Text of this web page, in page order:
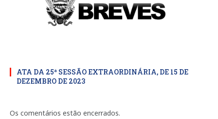
ATA DA 25ª SESSÃO EXTRAORDINÁRIA, DE 15 DE
DEZEMBRO DE 2023
Os comentários estão encerrados.